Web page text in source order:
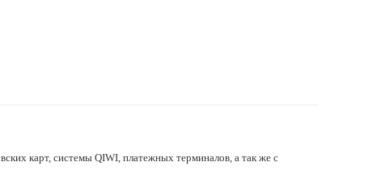
карт, системы QIWI, платежных терминалов, а так же с